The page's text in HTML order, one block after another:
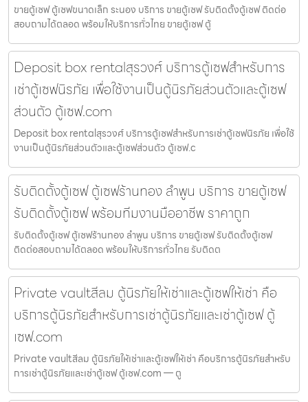
ขายตู้เซฟ ตู้เซฟขนาดเล็ก ระนอง บริการ ขายตู้เซฟ รับติดตั้งตู้เซฟ ติดต่อ
สอบถามได้ตลอด พร้อมให้บริการทั่วไทย ขายตู้เซฟ ตู้
Deposit box rentalสุรวงศ์ บริการตู้เซฟสำหรับการ
เช่าตู้เซฟนิรภัย เพื่อใช้งานเป็นตู้นิรภัยส่วนตัวและตู้เซฟ
ส่วนตัว ตู้เซฟ.com
Deposit box rentalสุรวงศ์ บริการตู้เซฟสำหรับการเช่าตู้เซฟนิรภัย เพื่อใช้
งานเป็นตู้นิรภัยส่วนตัวและตู้เซฟส่วนตัว ตู้เซฟ.c
รับติดตั้งตู้เซฟ ตู้เซฟร้านทอง ลำพูน บริการ ขายตู้เซฟ
รับติดตั้งตู้เซฟ พร้อมทีมงานมืออาชีพ ราคาถูก
รับติดตั้งตู้เซฟ ตู้เซฟร้านทอง ลำพูน บริการ ขายตู้เซฟ รับติดตั้งตู้เซฟ
ติดต่อสอบถามได้ตลอด พร้อมให้บริการทั่วไทย รับติดต
Private vaultสีลม ตู้นิรภัยให้เช่าและตู้เซฟให้เช่า คือ
บริการตู้นิรภัยสำหรับการเช่าตู้นิรภัยและเช่าตู้เซฟ ตู้
เซฟ.com
Private vaultสีลม ตู้นิรภัยให้เช่าและตู้เซฟให้เช่า คือบริการตู้นิรภัยสำหรับ
การเช่าตู้นิรภัยและเช่าตู้เซฟ ตู้เซฟ.com — ตู